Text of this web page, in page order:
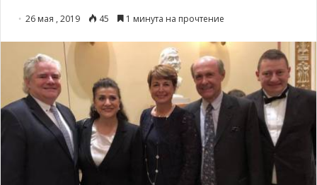
26 мая , 2019 45 1 минута на прочтение